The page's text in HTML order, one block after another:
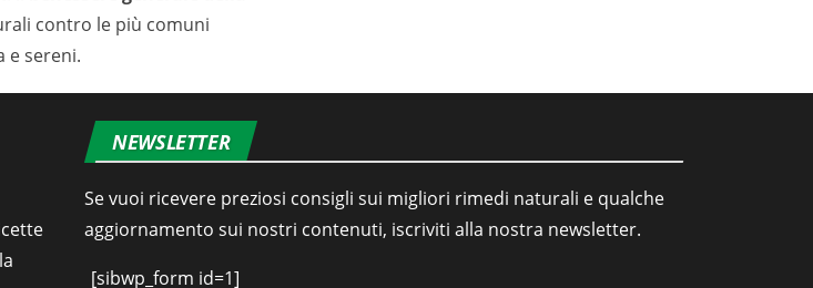
contro le più comuni
e sereni.
NEWSLETTER
Se vuoi ricevere preziosi consigli sui migliori rimedi naturali e qualche
aggiornamento sui nostri contenuti, iscriviti alla nostra newsletter.
[sibwp_form id=1]